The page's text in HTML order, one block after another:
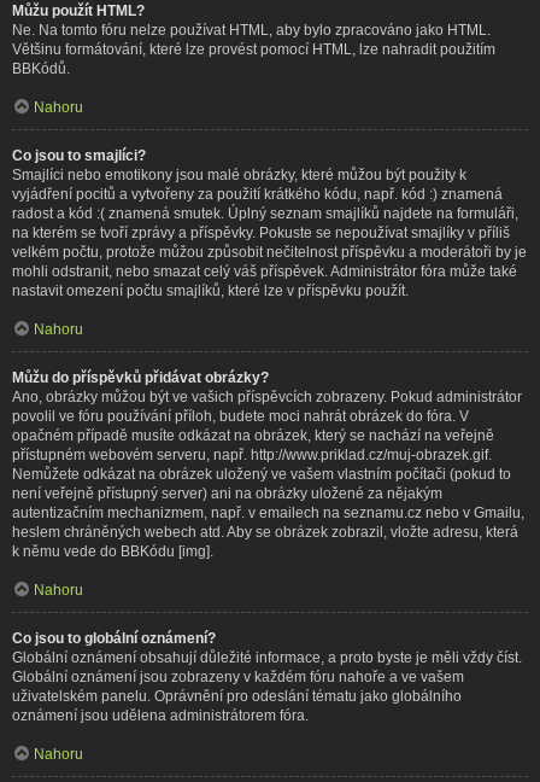
Můžu použít HTML?
Ne. Na tomto fóru nelze používat HTML, aby bylo zpracováno jako HTML.
Většinu formátování, které lze provést pomocí HTML, lze nahradit použitím
BBKódů.
Nahoru
Co jsou to smajlíci?
Smajlíci nebo emotikony jsou malé obrázky, které můžou být použity k
vyjádření pocitů a vytvořeny za použití krátkého kódu, např. kód :) znamená
radost a kód :( znamená smutek. Úplný seznam smajlíků najdete na formuláři,
na kterém se tvoří zprávy a příspěvky. Pokuste se nepoužívat smajlíky v příliš
velkém počtu, protože můžou způsobit nečitelnost příspěvku a moderátoři by je
mohli odstranit, nebo smazat celý váš příspěvek. Administrátor fóra může také
nastavit omezení počtu smajlíků, které lze v příspěvku použít.
Nahoru
Můžu do příspěvků přidávat obrázky?
Ano, obrázky můžou být ve vašich příspěvcích zobrazeny. Pokud administrátor
povolil ve fóru používání příloh, budete moci nahrát obrázek do fóra. V
opačném případě musíte odkázat na obrázek, který se nachází na veřejně
přístupném webovém serveru, např. http://www.priklad.cz/muj-obrazek.gif.
Nemůžete odkázat na obrázek uložený ve vašem vlastním počítači (pokud to
není veřejně přístupný server) ani na obrázky uložené za nějakým
autentizačním mechanizmem, např. v emailech na seznamu.cz nebo v Gmailu,
heslem chráněných webech atd. Aby se obrázek zobrazil, vložte adresu, která
k němu vede do BBKódu [img].
Nahoru
Co jsou to globální oznámení?
Globální oznámení obsahují důležité informace, a proto byste je měli vždy číst.
Globální oznámení jsou zobrazeny v každém fóru nahoře a ve vašem
uživatelském panelu. Oprávnění pro odeslání tématu jako globálního
oznámení jsou udělena administrátorem fóra.
Nahoru